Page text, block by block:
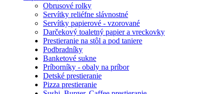
Obrusové rolky
Servítky reliéfne slávnostné
Servítky papierové - vzorované
Darčekový toaletný papier a vreckovky
Prestieranie na stôl a pod taniere
Podbradníky
Banketové sukne
Príborníky - obaly na príbor
Detské prestieranie
Pizza prestieranie